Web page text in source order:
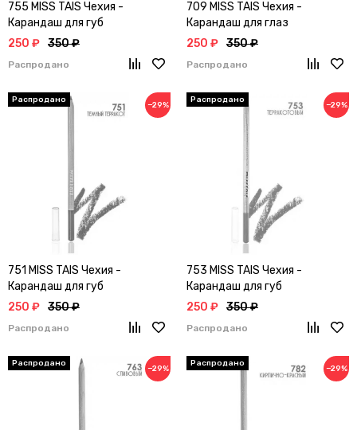
755 MISS TAIS Чехия -
Карандаш для губ
250 ₽ 350 ₽
Распродано
709 MISS TAIS Чехия -
Карандаш для глаз
250 ₽ 350 ₽
Распродано
−29%
751 MISS TAIS Чехия -
Карандаш для губ
250 ₽ 350 ₽
Распродано
−29%
753 MISS TAIS Чехия -
Карандаш для губ
250 ₽ 350 ₽
Распродано
−29% −29%